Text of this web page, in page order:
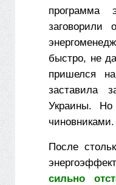
программа
заговорили
быстро, не
пришелся
заставила
Украины.
чиновниками.
После
сильно